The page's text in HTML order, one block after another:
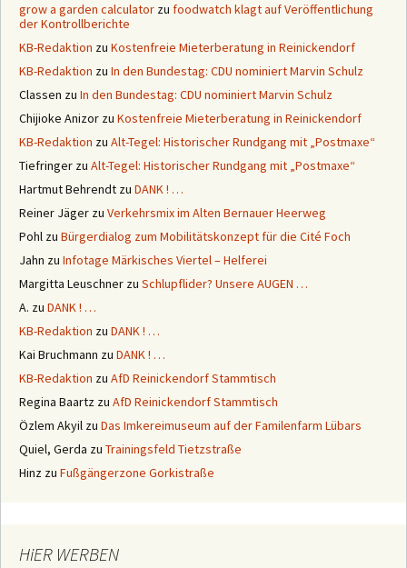
grow a garden calculator zu foodwatch klagt auf Veröffentlichung
der Kontrollberichte
KB-Redaktion zu Kostenfreie Mieterberatung in Reinickendorf
KB-Redaktion zu In den Bundestag: CDU nominiert Marvin Schulz
Classen zu In den Bundestag: CDU nominiert Marvin Schulz
Chijioke Anizor zu Kostenfreie Mieterberatung in Reinickendorf
KB-Redaktion zu Alt-Tegel: Historischer Rundgang mit „Postmaxe“
Tiefringer zu Alt-Tegel: Historischer Rundgang mit „Postmaxe“
Hartmut Behrendt zu DANK ! …
Reiner Jäger zu Verkehrsmix im Alten Bernauer Heerweg
Pohl zu Bürgerdialog zum Mobilitätskonzept für die Cité Foch
Jahn zu Infotage Märkisches Viertel – Helferei
Margitta Leuschner zu Schlupflider? Unsere AUGEN …
A. zu DANK ! …
KB-Redaktion zu DANK ! …
Kai Bruchmann zu DANK ! …
KB-Redaktion zu AfD Reinickendorf Stammtisch
Regina Baartz zu AfD Reinickendorf Stammtisch
Özlem Akyil zu Das Imkereimuseum auf der Familenfarm Lübars
Quiel, Gerda zu Trainingsfeld Tietzstraße
Hinz zu Fußgängerzone Gorkistraße
HiER WERBEN